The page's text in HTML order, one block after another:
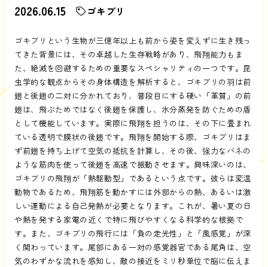
2026.06.15 ゴキブリ
ゴキブリという生物が三億年以上も前から姿を変えずに生き残っ
てきた背景には、その卓越した生存戦略があり、飛翔能力もま
た、絶滅を回避するための重要なスペシャリティの一つです。昆
虫学的な観点からその身体構造を解析すると、ゴキブリの羽は前
翅と後翅の二対に分かれており、普段目にする硬い「革質」の前
翅は、飛ぶためではなく後翅を保護し、水分蒸発を防ぐための盾
として機能しています。実際に飛翔を担うのは、その下に畳まれ
ている透明で膜状の後翅です。飛翔を開始する際、ゴキブリはま
ず前翅を持ち上げて空気の抵抗を計算し、その後、強力なバネの
ような筋肉を使って後翅を高速で振動させます。興味深いのは、
ゴキブリの飛翔が「熱駆動型」であるという点です。彼らは変温
動物であるため、飛翔筋を動かすには外部からの熱、あるいは激
しい運動による自己発熱が必要となります。これが、暑い夏の日
や熱を発する家電の近くで特に飛びやすくなる科学的な根拠で
す。また、ゴキブリの飛行には「負の走光性」と「風感覚」が深
く関わっています。尾部にある一対の感覚器官である尾角は、空
気のわずかな流れを感知し、敵の接近をミリ秒単位で脳に伝えま